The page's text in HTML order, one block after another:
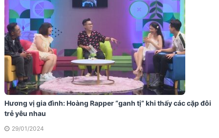
Hương vị gia đình: Hoàng Rapper “ganh tị” khi thấy các cặp đôi
trẻ yêu nhau
29/01/2024